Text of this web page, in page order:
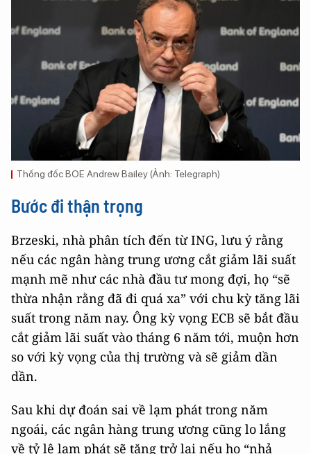
Thống đốc BOE Andrew Bailey (Ảnh: Telegraph)
Bước đi thận trọng
Brzeski, nhà phân tích đến từ ING, lưu ý rằng
nếu các ngân hàng trung ương cắt giảm lãi suất
mạnh mẽ như các nhà đầu tư mong đợi, họ “sẽ
thừa nhận rằng đã đi quá xa” với chu kỳ tăng lãi
suất trong năm nay. Ông kỳ vọng ECB sẽ bắt đầu
cắt giảm lãi suất vào tháng 6 năm tới, muộn hơn
so với kỳ vọng của thị trường và sẽ giảm dần
dần.
Sau khi dự đoán sai về lạm phát trong năm
ngoái, các ngân hàng trung ương cũng lo lắng
về tỷ lệ lạm phát sẽ tăng trở lại nếu họ “nhả